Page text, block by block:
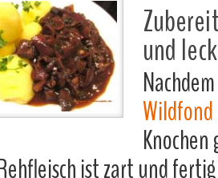
und
Wildfond
ist zart und